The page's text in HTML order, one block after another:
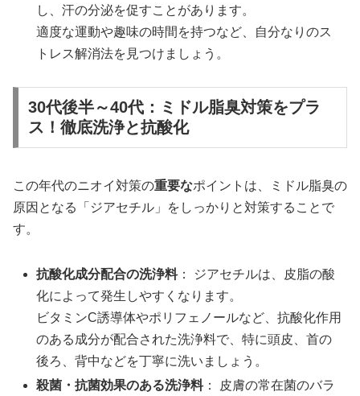
し、汗の分泌を促すことがあります。
適度な運動や趣味の時間を持つなど、自分なりのス
トレス解消法を見つけましょう。
30代後半～40代：ミドル脂臭対策をプラ
ス！徹底洗浄と抗酸化
この年代のニオイ対策の重要なポイントは、ミドル脂臭の
原因となる「ジアセチル」をしっかりと対策することで
す。
抗酸化成分配合の洗浄料： ジアセチルは、皮脂の酸
化によって発生しやすくなります。
ビタミンC誘導体やポリフェノールなど、抗酸化作用
のある成分が配合された洗浄料で、特に頭皮、首の
後ろ、背中などを丁寧に洗いましょう。
殺菌・抗菌効果のある洗浄料： 皮膚の常在菌のバラ